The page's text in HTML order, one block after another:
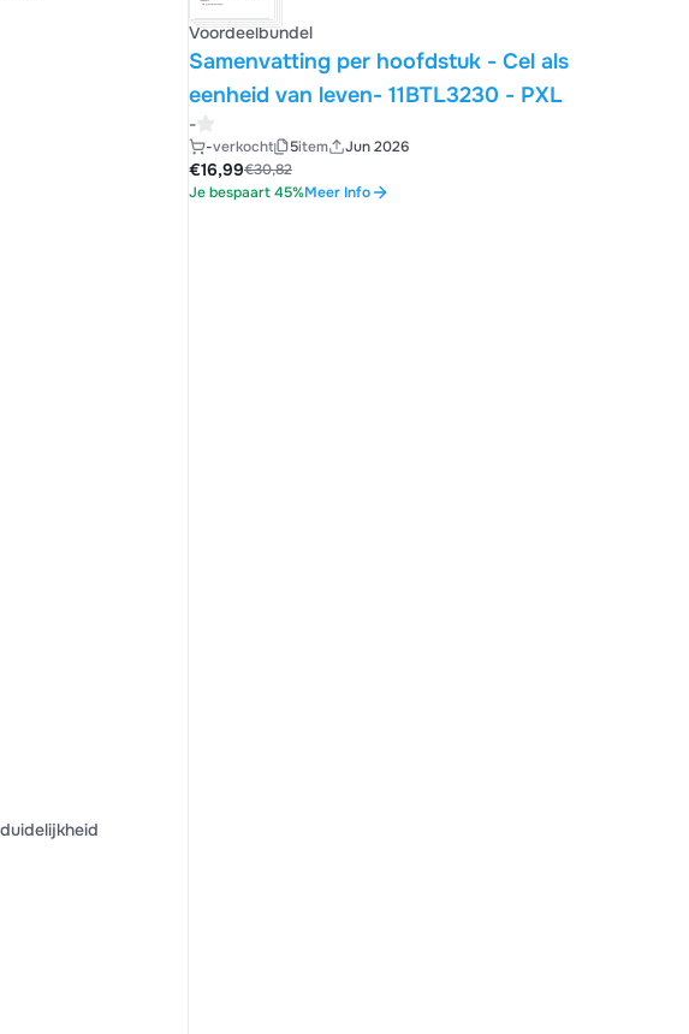
Voordeelbundel
Samenvatting per hoofdstuk - Cel als
eenheid van leven- 11BTL3230 - PXL
-
-verkocht 5item
Jun 2026
€30,82
€16,99
Je bespaart 45%Meer Info